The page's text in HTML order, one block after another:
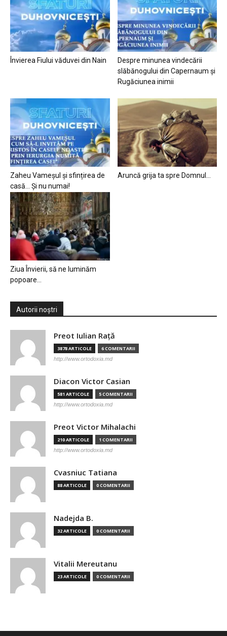
Învierea Fiului văduvei din Nain
Despre minunea vindecării
slăbănogului din Capernaum și
Rugăciunea inimii
Zaheu Vameșul și sfințirea de
casă… Și nu numai!
Aruncă grija ta spre Domnul…
Ziua Învierii, să ne luminăm
popoare…
Autorii noștri
Preot Iulian Raţă
3878 ARTICOLE 6 COMENTARII
http://www.ortodoxia.md
Diacon Victor Casian
581 ARTICOLE 5 COMENTARII
http://www.ortodoxia.md
Preot Victor Mihalachi
210 ARTICOLE 1 COMENTARII
http://www.ortodoxia.md
Cvasniuc Tatiana
88 ARTICOLE 0 COMENTARII
Nadejda B.
32 ARTICOLE 0 COMENTARII
Vitalii Mereutanu
23 ARTICOLE 0 COMENTARII